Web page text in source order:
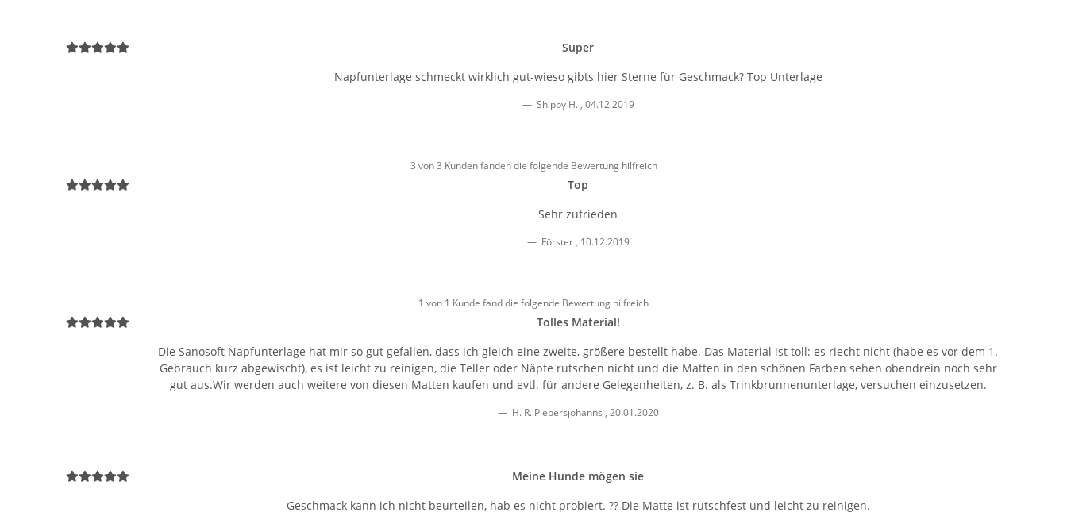
Super
Napfunterlage schmeckt wirklich gut-wieso gibts hier Sterne für Geschmack? Top Unterlage
Shippy H. , 04.12.2019
3 von 3 Kunden fanden die folgende Bewertung hilfreich
Top
Sehr zufrieden
Förster , 10.12.2019
1 von 1 Kunde fand die folgende Bewertung hilfreich
Tolles Material!
Die Sanosoft Napfunterlage hat mir so gut gefallen, dass ich gleich eine zweite, größere bestellt habe. Das Material ist toll: es riecht nicht (habe es vor dem 1.
Gebrauch kurz abgewischt), es ist leicht zu reinigen, die Teller oder Näpfe rutschen nicht und die Matten in den schönen Farben sehen obendrein noch sehr
gut aus.Wir werden auch weitere von diesen Matten kaufen und evtl. für andere Gelegenheiten, z. B. als Trinkbrunnenunterlage, versuchen einzusetzen.
H. R. Piepersjohanns , 20.01.2020
Meine Hunde mögen sie
Geschmack kann ich nicht beurteilen, hab es nicht probiert. ?? Die Matte ist rutschfest und leicht zu reinigen.